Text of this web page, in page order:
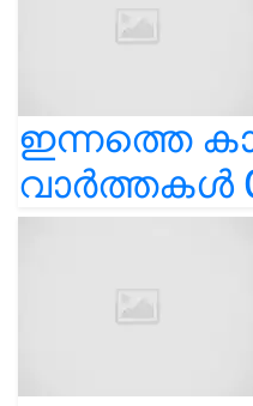
ഇന്നത്തെ
വാർത്തകൾ